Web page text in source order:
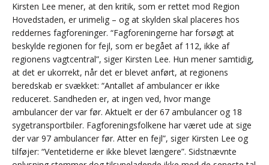
Kirsten Lee mener, at den kritik, som er rettet mod Region
Hovedstaden, er urimelig – og at skylden skal placeres hos
reddernes fagforeninger. “Fagforeningerne har forsøgt at
beskylde regionen for fejl, som er begået af 112, ikke af
regionens vagtcentral”, siger Kirsten Lee. Hun mener samtidig,
at det er ukorrekt, når det er blevet anført, at regionens
beredskab er svækket: “Antallet af ambulancer er ikke
reduceret. Sandheden er, at ingen ved, hvor mange
ambulancer der var før. Aktuelt er der 67 ambulancer og 18
sygetransportbiler. Fagforeningsfolkene har været ude at sige
der var 97 ambulancer før. Atter en fejl”, siger Kirsten Lee og
tilføjer: “Ventetiderne er ikke blevet længere”. Sidstnævnte